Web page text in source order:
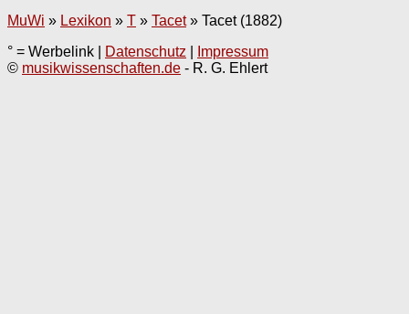
MuWi » Lexikon » T » Tacet» Tacet (1882)
° = Werbelink |
Datenschutz
Impressum
© musikwissenschaften.de - R. G. Ehlert